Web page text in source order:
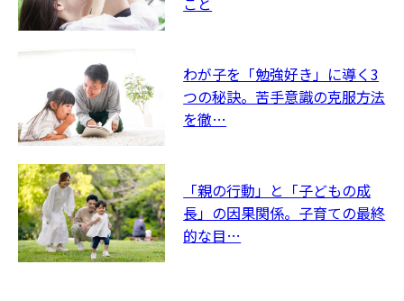
わが子を「勉強好き」に導く3
つの秘訣。苦手意識の克服方法
を徹…
「親の行動」と「子どもの成
長」の因果関係。子育ての最終
的な目…